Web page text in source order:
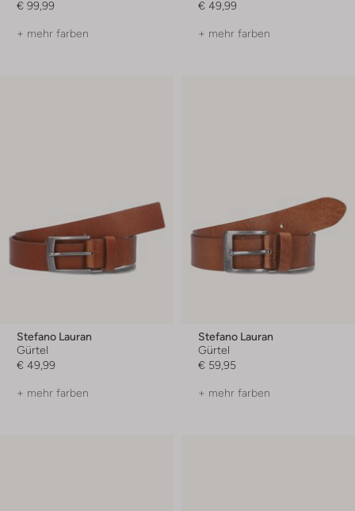
€ 99,99
+ mehr farben
€ 49,99
+ mehr farben
Stefano Lauran
Gürtel
€ 49,99
+ mehr farben
Stefano Lauran
Gürtel
€ 59,95
+ mehr farben